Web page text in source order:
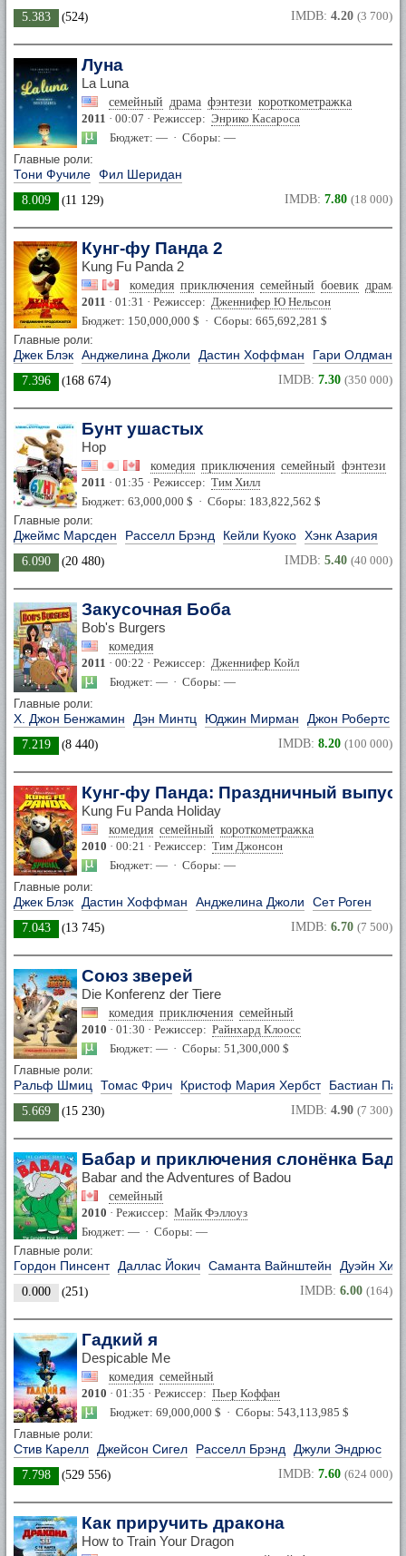
5.383 (524) IMDB: 4.20 (3 700)
Луна
La Luna
семейный драма фэнтези короткометражка
2011 · 00:07 · Режиссер: Энрико Касароса
Бюджет: — · Сборы: —
Главные роли:
Тони Фучиле Фил Шеридан
8.009 (11 129) IMDB: 7.80 (18 000)
Кунг-фу Панда 2
Kung Fu Panda 2
комедия приключения семейный боевик драма
2011 · 01:31 · Режиссер: Дженнифер Ю Нельсон
Бюджет: 150,000,000 $ · Сборы: 665,692,281 $
Главные роли:
Джек Блэк Анджелина Джоли Дастин Хоффман Гари Олдман
7.396 (168 674) IMDB: 7.30 (350 000)
Бунт ушастых
Hop
комедия приключения семейный фэнтези
2011 · 01:35 · Режиссер: Тим Хилл
Бюджет: 63,000,000 $ · Сборы: 183,822,562 $
Главные роли:
Джеймс Марсден Расселл Брэнд Кейли Куоко Хэнк Азария
6.090 (20 480) IMDB: 5.40 (40 000)
Закусочная Боба
Bob's Burgers
комедия
2011 · 00:22 · Режиссер: Дженнифер Койл
Бюджет: — · Сборы: —
Главные роли:
Х. Джон Бенжамин Дэн Минтц Юджин Мирман Джон Робертс
7.219 (8 440) IMDB: 8.20 (100 000)
Кунг-фу Панда: Праздничный выпуск
Kung Fu Panda Holiday
комедия семейный короткометражка
2010 · 00:21 · Режиссер: Тим Джонсон
Бюджет: — · Сборы: —
Главные роли:
Джек Блэк Дастин Хоффман Анджелина Джоли Сет Роген
7.043 (13 745) IMDB: 6.70 (7 500)
Союз зверей
Die Konferenz der Tiere
комедия приключения семейный
2010 · 01:30 · Режиссер: Райнхард Клоосс
Бюджет: — · Сборы: 51,300,000 $
Главные роли:
Ральф Шмиц Томас Фрич Кристоф Мария Хербст Бастиан
5.669 (15 230) IMDB: 4.90 (7 300)
Бабар и приключения слонёнка Баду
Babar and the Adventures of Badou
семейный
2010 · Режиссер: Майк Фэллоуз
Бюджет: — · Сборы: —
Главные роли:
Гордон Пинсент Даллас Йокич Саманта Вайнштейн Дуэйн
0.000 (251) IMDB: 6.00 (164)
Гадкий я
Despicable Me
комедия семейный
2010 · 01:35 · Режиссер: Пьер Коффан
Бюджет: 69,000,000 $ · Сборы: 543,113,985 $
Главные роли:
Стив Карелл Джейсон Сигел Расселл Брэнд Джули Эндрюс
7.798 (529 556) IMDB: 7.60 (624 000)
Как приручить дракона
How to Train Your Dragon